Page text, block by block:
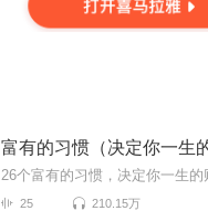
富有的习惯（决定你一生
26个富有的习惯，决定你一生的
25 210.15万